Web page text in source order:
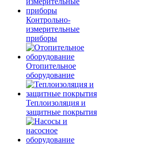
Контрольно-
измерительные
приборы
Отопительное
оборудование
Теплоизоляция и
защитные покрытия